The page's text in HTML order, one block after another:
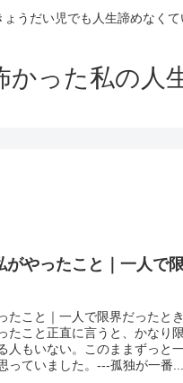
ょうだい児でも人生諦めなく
かった私の人
やったこと｜一人で
たこと｜一人で限界だったと
たこと正直に言うと、かなり
人もいない。このままずっと
っていました。---孤独が一番...